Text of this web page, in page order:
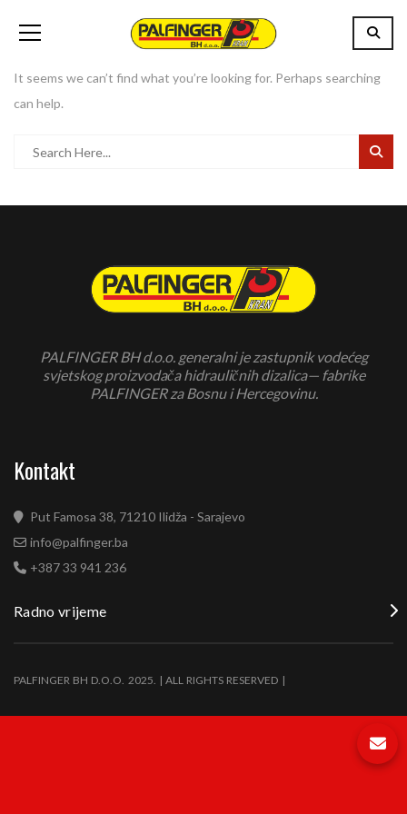
It seems we can’t find what you’re looking for. Perhaps searching
can help.
PALFINGER BH d.o.o. generalni je zastupnik vodećeg
svjetskog proizvodača hidrauličnih dizalica— fabrike
PALFINGER za Bosnu i Hercegovinu.
Kontakt
Put Famosa 38, 71210 Ilidža - Sarajevo
info@palfinger.ba
+387 33 941 236
Radno vrijeme
PALFINGER BH D.O.O. 2025. | ALL RIGHTS RESERVED |